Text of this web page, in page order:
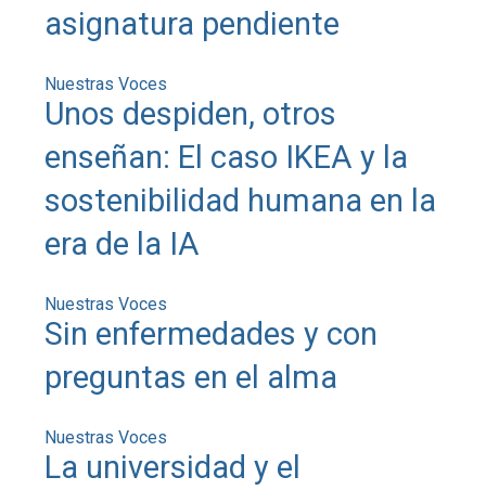
asignatura pendiente
Nuestras Voces
Unos despiden, otros
enseñan: El caso IKEA y la
sostenibilidad humana en la
era de la IA
Nuestras Voces
Sin enfermedades y con
preguntas en el alma
Nuestras Voces
La universidad y el